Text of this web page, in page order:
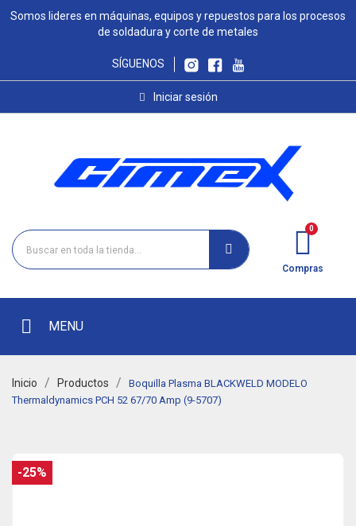
Somos lideres en máquinas, equipos y repuestos para los procesos
de soldadura y corte de metales
SÍGUENOS
Iniciar sesión
Compras
MENU
Inicio Productos
Boquilla Plasma BLACKWELD MODELO
Thermaldynamics PCH 52 67/70 Amp (9-5707)
-25%